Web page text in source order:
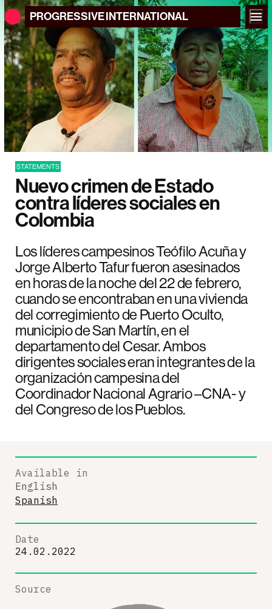
PROGRESSIVEINTERNATIONAL
STATEMENTS
Nuevo crimen de Estado
contra líderes sociales en
Colombia
Los líderes campesinos Teófilo Acuña y
Jorge Alberto Tafur fueron asesinados
en horas de la noche del 22 de febrero,
cuando se encontraban en una vivienda
del corregimiento de Puerto Oculto,
municipio de San Martín, en el
departamento del Cesar. Ambos
dirigentes sociales eran integrantes de la
organización campesina del
Coordinador Nacional Agrario –CNA- y
del Congreso de los Pueblos.
Available in
English
Spanish
Date
24.02.2022
Source